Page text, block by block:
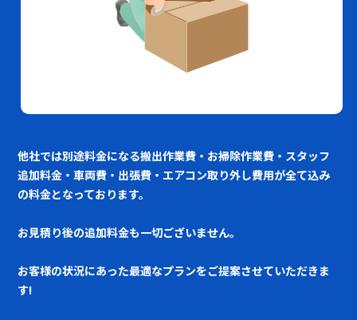
他社では別途料金になる搬出作業費・お掃除作業費・スタッフ
追加料金・車両費・出張費・エアコン取り外し費用が全て込み
の料金となっております。
お見積り後の追加料金も一切ございません。
お客様の状況にあった最適なプランをご提案させていただきま
す!